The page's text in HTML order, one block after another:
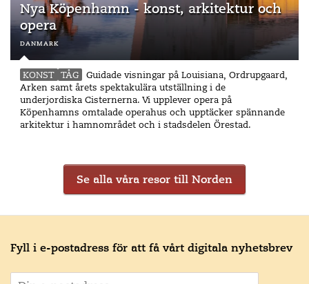
Nya Köpenhamn - konst, arkitektur och
opera
danmark
KONST TÅG
Guidade visningar på Louisiana, Ordrupgaard,
Arken samt årets spektakulära utställning i de
underjordiska Cisternerna. Vi upplever opera på
Köpenhamns omtalade operahus och upptäcker spännande
arkitektur i hamnområdet och i stadsdelen Örestad.
Se alla våra resor till Norden
Fyll i e-postadress för att få vårt digitala nyhetsbrev